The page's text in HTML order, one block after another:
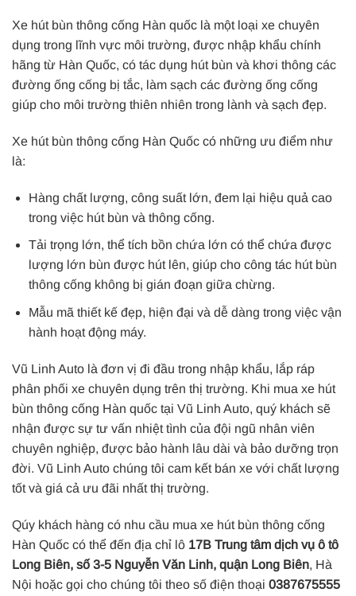
Xe hút bùn thông cống Hàn quốc là một loại xe chuyên
dụng trong lĩnh vực môi trường, được nhập khẩu chính
hãng từ Hàn Quốc, có tác dụng hút bùn và khơi thông các
đường ống cống bị tắc, làm sạch các đường ống cống
giúp cho môi trường thiên nhiên trong lành và sạch đẹp.
Xe hút bùn thông cống Hàn Quốc có những ưu điểm như
là:
Hàng chất lượng, công suất lớn, đem lại hiệu quả cao
trong việc hút bùn và thông cống.
Tải trọng lớn, thể tích bồn chứa lớn có thể chứa được
lượng lớn bùn được hút lên, giúp cho công tác hút bùn
thông cống không bị gián đoạn giữa chừng.
Mẫu mã thiết kế đẹp, hiện đại và dễ dàng trong việc vận
hành hoạt động máy.
Vũ Linh Auto là đơn vị đi đầu trong nhập khẩu, lắp ráp
phân phối xe chuyên dụng trên thị trường. Khi mua xe hút
bùn thông cống Hàn quốc tại Vũ Linh Auto, quý khách sẽ
nhận được sự tư vấn nhiệt tình của đội ngũ nhân viên
chuyên nghiệp, được bảo hành lâu dài và bảo dưỡng trọn
đời. Vũ Linh Auto chúng tôi cam kết bán xe với chất lượng
tốt và giá cả ưu đãi nhất thị trường.
Qúy khách hàng có nhu cầu mua xe hút bùn thông cống
Hàn Quốc có thể đến địa chỉ lô 17B Trung tâm dịch vụ ô tô
Long Biên, số 3-5 Nguyễn Văn Linh, quận Long Biên, Hà
Nội hoặc gọi cho chúng tôi theo số điện thoại 0387675555